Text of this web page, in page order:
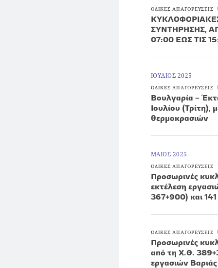
ΟΔΙΚΕΣ ΑΠΑΓΟΡΕΥΣΕΙΣ
ΣΥΝΤΗΡΗΣΗΣ,
07:00 ΕΩΣ ΤΙΣ
ΙΟΥΛΙΟΣ 2025
ΟΔΙΚΕΣ ΑΠΑΓΟΡΕΥΣΕΙΣ
Βουλγαρία –
Ιουλίου
θερμοκρασιών
ΜΑΙΟΣ 2025
ΟΔΙΚΕΣ ΑΠΑΓΟΡΕΥΣΕΙΣ
Προσωρινές
εκτέλεση
367+900) και
ΟΔΙΚΕΣ ΑΠΑΓΟΡΕΥΣΕΙΣ
Προσωρινές
από τη Χ.Θ.
εργασιών